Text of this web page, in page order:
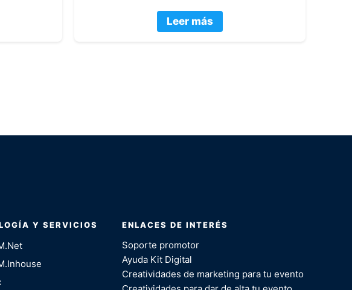
Leer más
Y SERVICIOS ENLACES DE INTERÉS
Soporte promotor
Ayuda Kit Digital
Creatividades de marketing para tu evento